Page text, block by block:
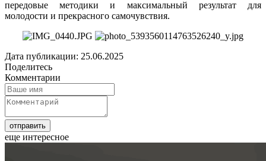
передовые методики и максимальный результат для
молодости и прекрасного самочувствия.
Дата публикации: 25.06.2025
Поделитесь
Комментарии
еще интересное